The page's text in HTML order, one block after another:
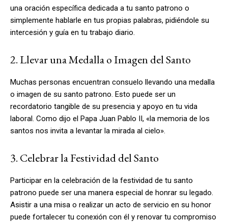
una oración específica dedicada a tu santo patrono o
simplemente hablarle en tus propias palabras, pidiéndole su
intercesión y guía en tu trabajo diario.
2. Llevar una Medalla o Imagen del Santo
Muchas personas encuentran consuelo llevando una medalla
o imagen de su santo patrono. Esto puede ser un
recordatorio tangible de su presencia y apoyo en tu vida
laboral. Como dijo el Papa Juan Pablo II, «la memoria de los
santos nos invita a levantar la mirada al cielo».
3. Celebrar la Festividad del Santo
Participar en la celebración de la festividad de tu santo
patrono puede ser una manera especial de honrar su legado.
Asistir a una misa o realizar un acto de servicio en su honor
puede fortalecer tu conexión con él y renovar tu compromiso